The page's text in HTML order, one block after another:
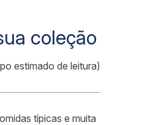
coleção
estimado de leitura)
típicas e muita